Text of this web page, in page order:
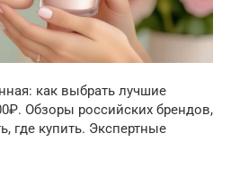
как выбрать лучшие
Обзоры российских брендов,
где купить. Экспертные